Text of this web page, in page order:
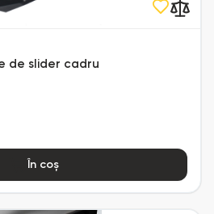
de slider cadru
În coș